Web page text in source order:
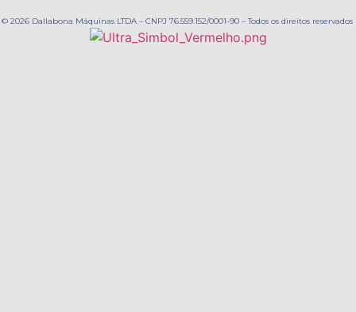
© 2026 Dallabona Máquinas LTDA – CNPJ 76.559.152/0001-90 – Todos os direitos reservados